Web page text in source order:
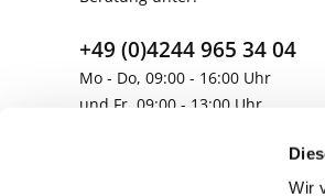
Wir
+49 (0)4244 965 34 04
Mo - Do, 09:00 - 16:00 Uhr
und Fr, 09:00 - 13:00 Uhr